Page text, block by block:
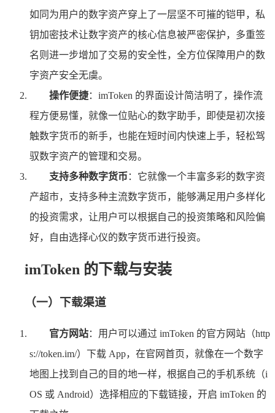
如同为用户的数字资产穿上了一层坚不可摧的铠甲，私
钥加密技术让数字资产的核心信息被严密保护，多重签
名则进一步增加了交易的安全性，全方位保障用户的数
字资产安全无虞。
操作便捷：imToken 的界面设计简洁明了，操作流
程方便易懂，就像一位贴心的数字助手，即使是初次接
触数字货币的新手，也能在短时间内快速上手，轻松驾
驭数字资产的管理和交易。
支持多种数字货币 ：它就像一个丰富多彩的数字资
产超市，支持多种主流数字货币，能够满足用户多样化
的投资需求，让用户可以根据自己的投资策略和风险偏
好，自由选择心仪的数字货币进行投资。
imToken 的下载与安装
（一）下载渠道
官方网站：用户可以通过 imToken 的官方网站（http
s://token.im/）下载 App，在官网首页，就像在一个数字
地图上找到自己的目的地一样，根据自己的手机系统（i
OS 或 Android）选择相应的下载链接，开启 imToken 的